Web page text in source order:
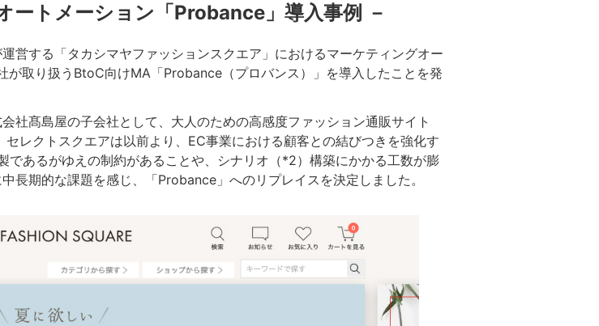
トメーション「Probance」導入事例 －
営する「タカシマヤファッションスクエア」におけるマーケティングオー
が取り扱うBtoC向けMA「Probance（プロバンス）」を導入したことを発
社髙島屋の子会社として、大人のための高感度ファッション通販サイト
レクトスクエアは以前より、EC事業における顧客との結びつきを強化す
であるがゆえの制約があることや、シナリオ（*2）構築にかかる工数が膨
長期的な課題を感じ、「Probance」へのリプレイスを決定しました。